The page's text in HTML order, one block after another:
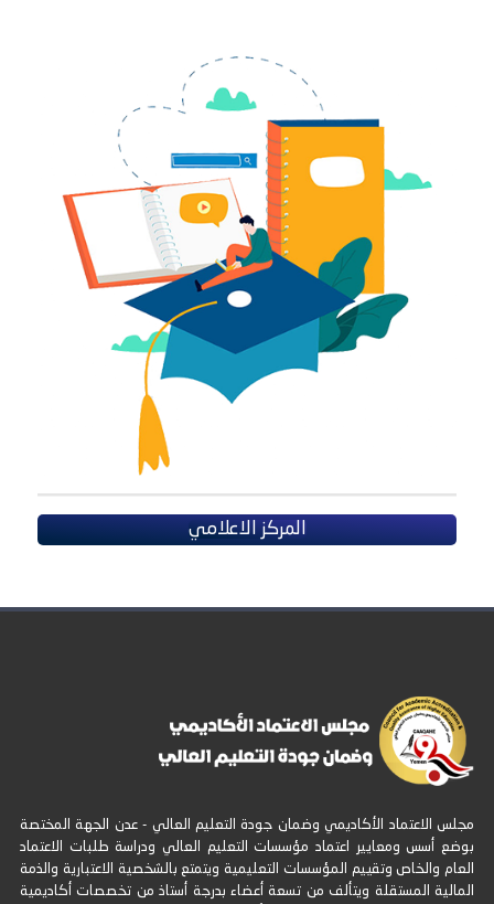
المركز الاعلامي
مجلس الاعتماد الأكاديمي وضمان جودة التعليم العالي - عدن الجهة المختصة
بوضع أسس ومعايير اعتماد مؤسسات التعليم العالي ودراسة طلبات الاعتماد
العام والخاص وتقييم المؤسسات التعليمية ويتمتع بالشخصية الاعتبارية والذمة
المالية المستقلة ويتألف من تسعة أعضاء بدرجة أستاذ من تخصصات أكاديمية